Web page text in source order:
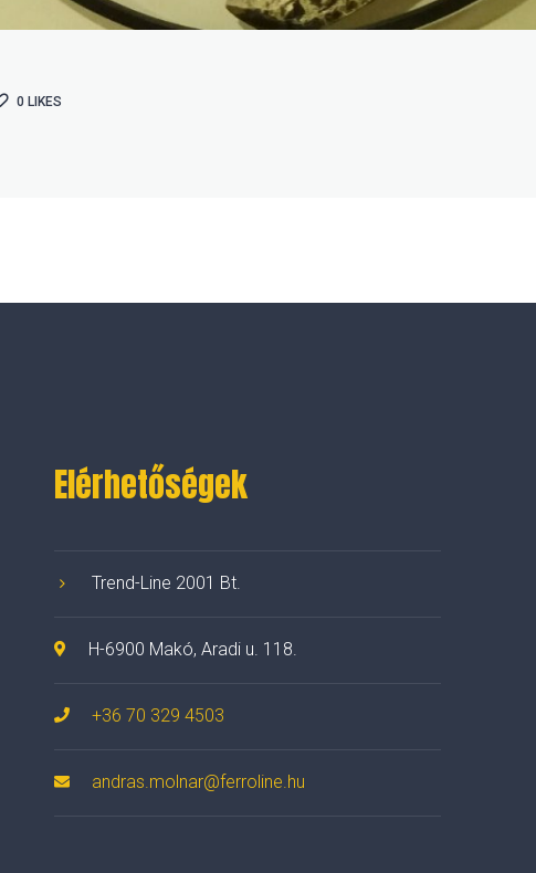
0 LIKES
Elérhetőségek
Trend-Line 2001 Bt.
H-6900 Makó, Aradi u. 118.
+36 70 329 4503
andras.molnar@ferroline.hu